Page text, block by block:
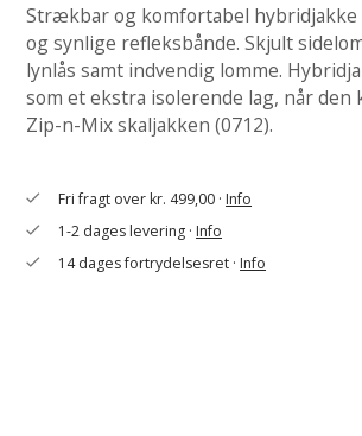
Strækbar og komfortabel
og synlige refleksbånde. Skjult
lynlås samt indvendig lomme.
som et ekstra isolerende lag, når den
Zip-n-Mix skaljakken (0712).
check Fri fragt over kr. 499,00 ·Info
check 1-2 dages levering ·Info
check 14 dages fortrydelsesret ·Info